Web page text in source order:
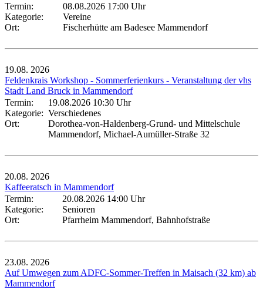
Termin:
08.08.2026 17:00 Uhr
Kategorie:
Vereine
Ort:
Fischerhütte am Badesee Mammendorf
19.08. 2026
Feldenkrais Workshop - Sommerferienkurs - Veranstaltung der vhs
Stadt Land Bruck in Mammendorf
Termin:
19.08.2026 10:30 Uhr
Kategorie: Verschiedenes
Ort:
Dorothea-von-Haldenberg-Grund- und Mittelschule
Mammendorf, Michael-Aumüller-Straße 32
20.08. 2026
Kaffeeratsch in Mammendorf
Termin:
20.08.2026 14:00 Uhr
Kategorie:
Senioren
Ort:
Pfarrheim Mammendorf, Bahnhofstraße
23.08. 2026
Auf Umwegen zum ADFC-Sommer-Treffen in Maisach (32 km) ab
Mammendorf